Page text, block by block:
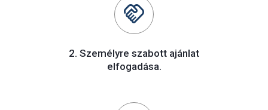
handshake
2. Személyre szabott ajánlat
elfogadása.